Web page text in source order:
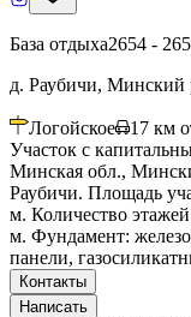
База отдыха2654 -
д. Раубичи, Минский
Логойское 17 км
Участок с
Минская обл.,
Раубичи. Площадь
м. Количество
м. Фундамент:
панели,
Контакты
Написать